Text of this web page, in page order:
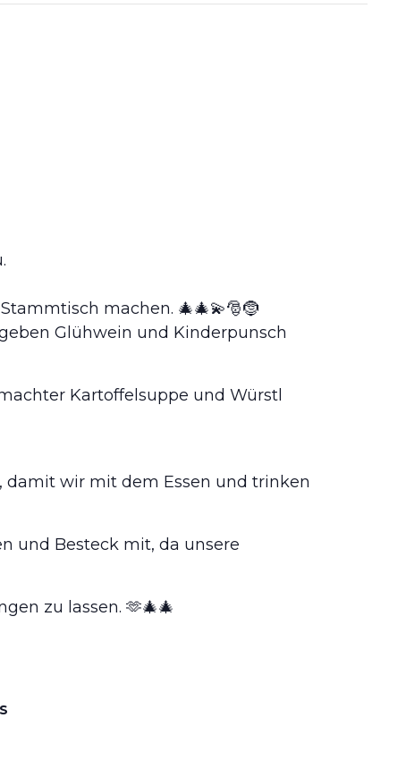
machen. 🎄🎄💫🎅🤶
Glühwein und Kinderpunsch
Kartoffelsuppe und Würstl
wir mit dem Essen und trinken
und Besteck mit, da unsere
zu lassen. 🫶🎄🎄